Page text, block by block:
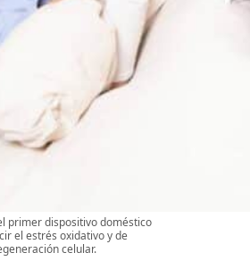
primer dispositivo doméstico
el estrés oxidativo y de
celular.